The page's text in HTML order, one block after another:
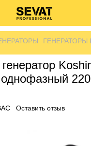
ГЕНЕРАТОРЫ
Оставить отзыв